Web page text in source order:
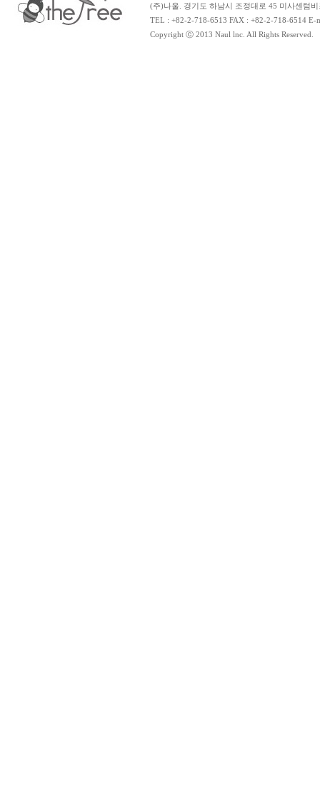
(주)나울. 경기도 하남시 조정대로 45 미사센텀비
TEL : +82-2-718-6513 FAX : +82-2-718-6514 E-
Copyright ⓒ 2013 Naul lnc. All Rights Reserved.